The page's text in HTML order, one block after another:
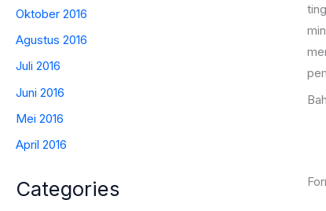
Oktober 2016
Agustus 2016
Juli 2016
Juni 2016
Mei 2016
April 2016
Categories